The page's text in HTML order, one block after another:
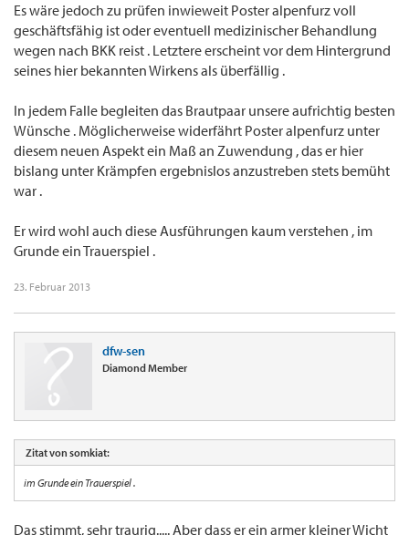
Es wäre jedoch zu prüfen inwieweit Poster alpenfurz voll
geschäftsfähig ist oder eventuell medizinischer Behandlung
wegen nach BKK reist . Letztere erscheint vor dem Hintergrund
seines hier bekannten Wirkens als überfällig .
In jedem Falle begleiten das Brautpaar unsere aufrichtig besten
Wünsche . Möglicherweise widerfährt Poster alpenfurz unter
diesem neuen Aspekt ein Maß an Zuwendung , das er hier
bislang unter Krämpfen ergebnislos anzustreben stets bemüht
war .
Er wird wohl auch diese Ausführungen kaum verstehen , im
Grunde ein Trauerspiel .
23. Februar 2013
dfw-sen
Diamond Member
Zitat von somkiat:
im Grunde ein Trauerspiel .
Das stimmt, sehr traurig..... Aber dass er ein armer kleiner Wicht